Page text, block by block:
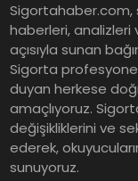
haberleri, analizleri
açısıyla sunan
Sigorta
duyan herkese
amaçlıyoruz.
değişikliklerini ve
ederek,
sunuyoruz.